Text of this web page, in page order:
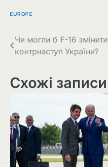
EUROPE
Навігація
записів
Чи могли б F-16 змінити
контрнаступ України?
Схожі записи